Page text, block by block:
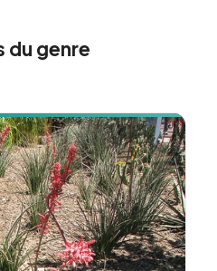
du genre